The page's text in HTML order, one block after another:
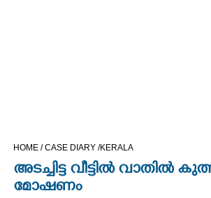
HOME /CASE DIARY /KERALA
അടച്ചിട്ട വീട്ടിൽ വാതിൽ
മോഷണം